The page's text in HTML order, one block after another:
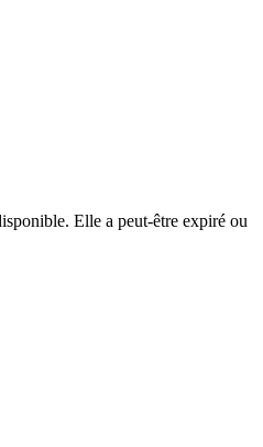
Elle a peut-être expiré ou